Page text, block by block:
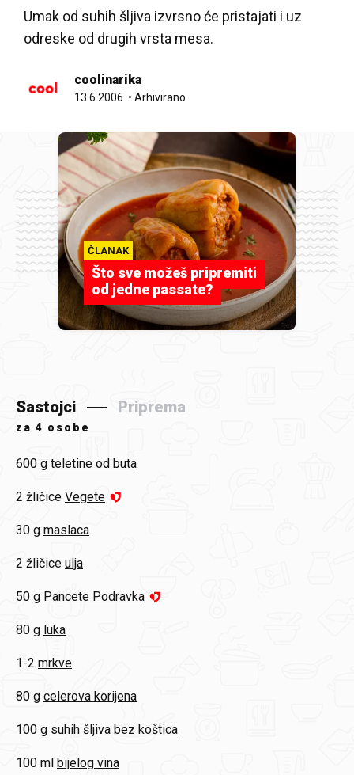
Umak od suhih šljiva izvrsno će pristajati i uz
odreske od drugih vrsta mesa.
coolinarika
13.6.2006. • Arhivirano
ČLANAK
Što sve možeš pripremiti
od jedne passate?
Sastojci Priprema
za 4 osobe
600 g teletine od buta
2 žličice Vegete
30 g maslaca
2 žličice ulja
50 g Pancete Podravka
80 g luka
1-2 mrkve
80 g celerova korijena
100 g suhih šljiva bez koštica
100 ml bijelog vina